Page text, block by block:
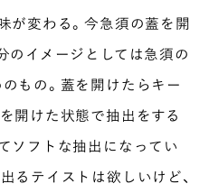
が変わる。今急須の蓋を開
のイメージとしては急須の
もの。蓋を開けたらキー
開けた状態で抽出をする
ソフトな抽出になってい
るテイストは欲しいけど、